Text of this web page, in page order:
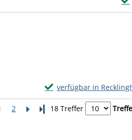
verfügbar in
Exemplar-Details von
Zum Download von
2 Letzte Seite
18 Treffer